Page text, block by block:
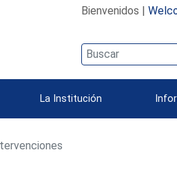
Bienvenidos |
La Institución